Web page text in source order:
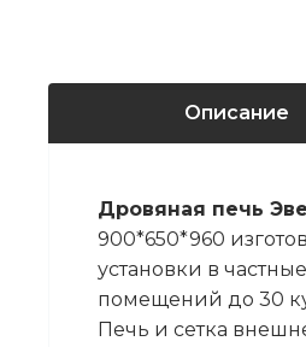
Описание
Дровяная печь
900*650*960
установки в
помещений до 30
Печь и сетка